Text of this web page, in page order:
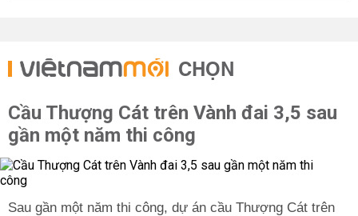
CHỌN
Cầu Thượng Cát trên Vành đai 3,5 sau
gần một năm thi công
Sau gần một năm thi công, dự án cầu Thượng Cát trên